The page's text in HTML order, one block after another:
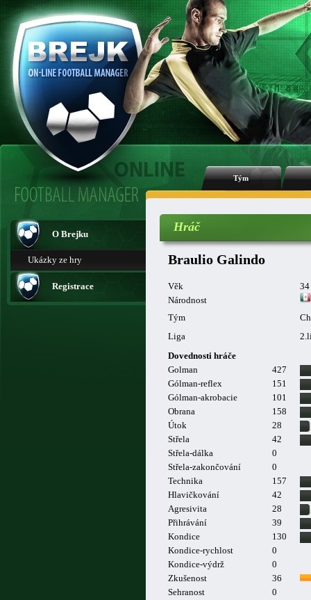
Tým
O Brejku
Ukázky ze hry
Registrace
Hráč
Braulio Galindo
Věk
34
Národnost
Tým
Liga
Dovednosti hráče
Golman
427
Gólman-reflex
151
Gólman-akrobacie
101
Obrana
158
Útok
28
Střela
42
Střela-dálka
0
Střela-zakončování
0
Technika
157
Hlavičkování
42
Agresivita
28
Přihrávání
39
Kondice
130
Kondice-rychlost
0
Kondice-výdrž
0
Zkušenost
36
Sehranost
0